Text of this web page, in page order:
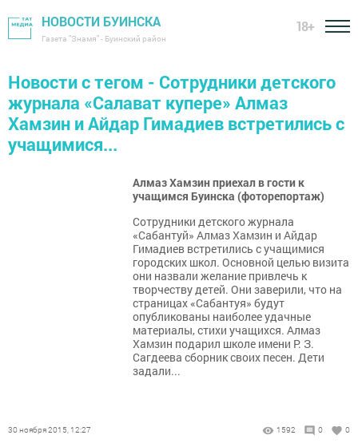
НОВОСТИ БУИНСКА
Газета "Знамя" - Буинский район
18+
Новости с тегом - Сотрудники детского
журнала «Салават купере» Алмаз
Хамзин и Айдар Гимадиев встретились с
учащимися...
Алмаз Хамзин приехал в гости к
учащимся Буинска (фоторепортаж)
Сотрудники детского журнала
«Сабантуй» Алмаз Хамзин и Айдар
Гимадиев встретились с учащимися
городских школ. Основной целью визита
они назвали желание привлечь к
творчеству детей. Они заверили, что на
страницах «Сабантуя» будут
опубликованы наиболее удачные
материалы, стихи учащихся. Алмаз
Хамзин подарил школе имени Р. З.
Сагдеева сборник своих песен. Дети
задали...
30 ноября 2015, 12:27 1592 0 0